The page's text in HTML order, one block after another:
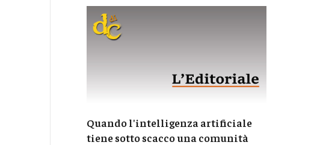
Quando l'intelligenza artificiale
tiene sotto scacco una comunità